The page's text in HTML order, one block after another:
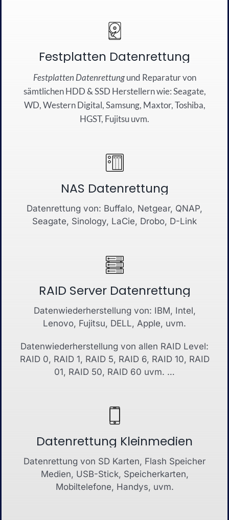
Festplatten Datenrettung
Festplatten Datenrettungund Reparaturvon
sämtlichen HDD&SSD Herstellern wie:Seagate,
WD,Western Digital,Samsung, Maxtor,Toshiba,
HGST, Fujitsuuvm.
NAS Datenrettung
Datenrettung von: Buffalo, Netgear, QNAP,
Seagate, Sinology, LaCie, Drobo, D-Link
RAID Server Datenrettung
Datenwiederherstellung von: IBM, Intel,
Lenovo, Fujitsu, DELL, Apple, uvm.
Datenwiederherstellung von allen RAID Level:
RAID 0, RAID 1, RAID 5, RAID 6, RAID 10, RAID
01, RAID 50, RAID 60 uvm. …
Datenrettung Kleinmedien
Datenrettung von SD Karten, Flash Speicher
Medien, USB-Stick, Speicherkarten,
Mobiltelefone, Handys, uvm.